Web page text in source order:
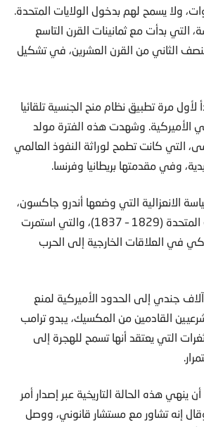
ولا يسمح لهم بدخول الولايات المتحدة.
التي بدأت مع ثمانينات القرن التاسع
الثاني من القرن العشرين، في تشكيل
في عام 1968 بدأ لأول مرة تطبيق نظام منح الجنسية تلقائيا
الأميركية. وشهدت هذه الفترة مولد
التي كانت تطمح لوراثة النفوذ العالمي
وفي مقدمتها بريطانيا وفرنسا.
الانعزالية التي وضعها أندرو جاكسون،
الرئيس السابع للولايات المتحدة (1829 – 1837)، والتي استمرت
في العلاقات الخارجية إلى الحرب
وبعد إرسال أكثر من 5 آلاف جندي إلى الحدود الأميركية لمنع
القادمين من المكسيك، يبدو ترامب
التي يعتقد أنها تسمح للهجرة إلى
ينهي هذه الحالة التاريخية عبر إصدار أمر
إنه تشاور مع مستشار قانوني، ووصل